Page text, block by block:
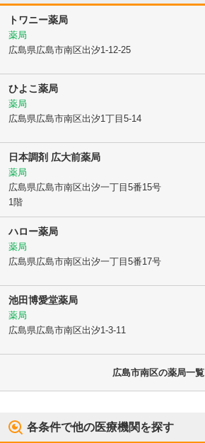
トワニー薬局
薬局
広島県広島市南区出汐1-12-25
ひよこ薬局
薬局
広島県広島市南区出汐1丁目5-14
日本調剤 広大前薬局
薬局
広島県広島市南区出汐一丁目5番15号
1階
ハロー薬局
薬局
広島県広島市南区出汐一丁目5番17号
池田博愛堂薬局
薬局
広島県広島市南区出汐1-3-11
広島市南区の薬局一覧
各条件で他の医療機関を探す